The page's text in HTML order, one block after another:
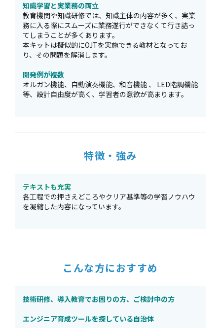
知識学習と実業務の両立
教育機関や知識研修では、知識主体の内容が多く、実業
務に入る際にスムーズに業務遂行ができなくて行き詰っ
てしまうことが多くあります。
本キットは擬似的にOJTを実施できる教材となってお
り、その問題を解消します。
開発例が複数
オルガン機能、自動演奏機能、和音機能 、 LED階調機能
等、設計自由度が高く、学習者の意欲が高まります。
特徴・強み
テキストも充実
各工程での押さえどころやクリア基準等の学習ノウハウ
を凝縮した内容になっています。
こんな方におすすめ
技術研修、導入教育でお困りの方、ご検討中の方
エンジニア育成ツールを探している自治体